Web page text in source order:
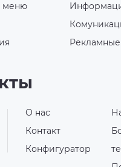
меню
О нас
Контакт
Конфигуратор